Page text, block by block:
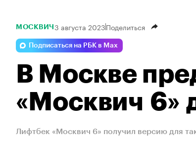
МОСКВИЧ 3 августа 2023Поделиться
Подписаться на РБК в Max
В Москве
«Москвич 6»
Лифтбек «Москвич 6» получил версию для